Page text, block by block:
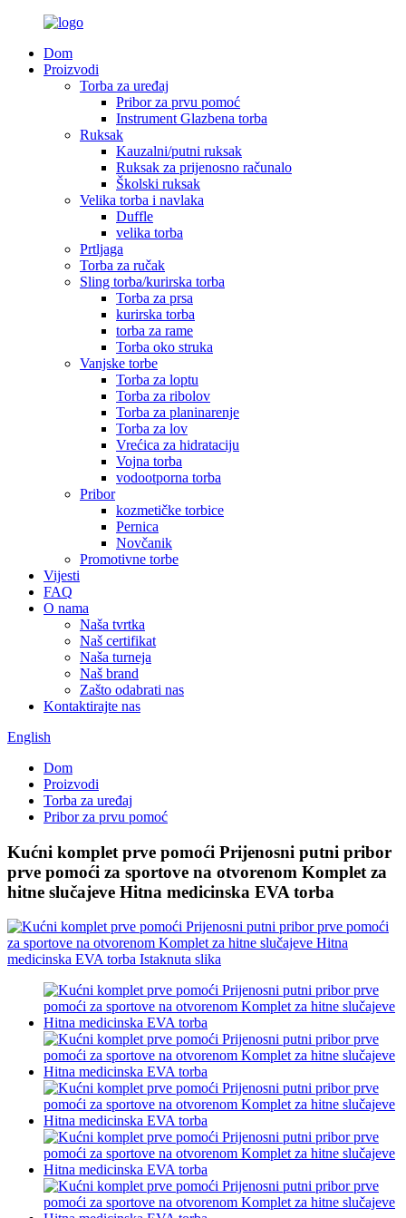
Dom
Proizvodi
Torba za uređaj
Pribor za prvu pomoć
Instrument Glazbena torba
Ruksak
Kauzalni/putni ruksak
Ruksak za prijenosno računalo
Školski ruksak
Velika torba i navlaka
Duffle
velika torba
Prtljaga
Torba za ručak
Sling torba/kurirska torba
Torba za prsa
kurirska torba
torba za rame
Torba oko struka
Vanjske torbe
Torba za loptu
Torba za ribolov
Torba za planinarenje
Torba za lov
Vrećica za hidrataciju
Vojna torba
vodootporna torba
Pribor
kozmetičke torbice
Pernica
Novčanik
Promotivne torbe
Vijesti
FAQ
O nama
Naša tvrtka
Naš certifikat
Naša turneja
Naš brand
Zašto odabrati nas
Kontaktirajte nas
English
Dom
Proizvodi
Torba za uređaj
Pribor za prvu pomoć
Kućni komplet prve pomoći Prijenosni putni pribor
prve pomoći za sportove na otvorenom Komplet za
hitne slučajeve Hitna medicinska EVA torba